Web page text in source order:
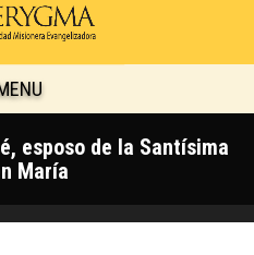
esposo de la Santísima
María